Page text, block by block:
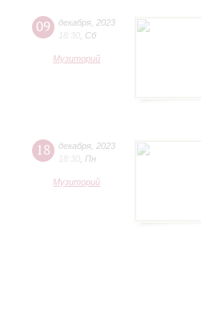
09 декабря 2023
18:30 Сб
Музиторий
18 декабря 2023
18:30 Пн
Музиторий